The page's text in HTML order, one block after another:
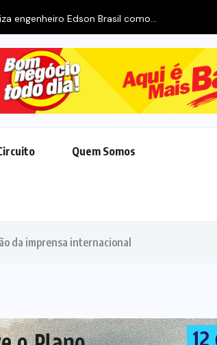
engenheiro Edson Brasil como...
Quem Somos
da imprensa internacional